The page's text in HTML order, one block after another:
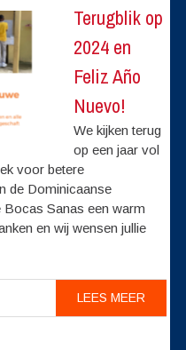
Terugblik op
2024 en
Feliz Año
Nuevo!
We kijken terug
op een jaar vol
voor betere
de Dominicaanse
Bocas Sanas een warm
en wij wensen jullie
LEES MEER